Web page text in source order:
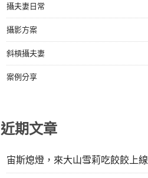
攝夫妻日常
攝影方案
斜槓攝夫妻
案例分享
近期文章
宙斯熄燈，來大山雪莉吃餃餃上線